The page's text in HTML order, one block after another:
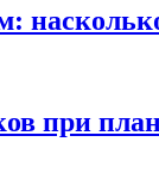
при